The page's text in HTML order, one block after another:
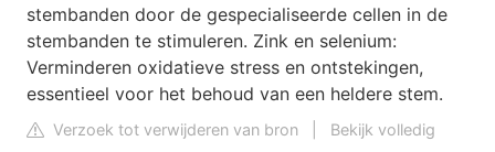
stembanden door de gespecialiseerde cellen in de
stembanden te stimuleren. Zink en selenium:
Verminderen oxidatieve stress en ontstekingen,
essentieel voor het behoud van een heldere stem.
Verzoek tot verwijderen van bron
Bekijk volledig